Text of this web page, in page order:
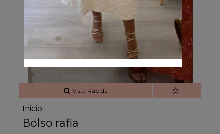
Vista Rápida
Inicio
Bolso rafia